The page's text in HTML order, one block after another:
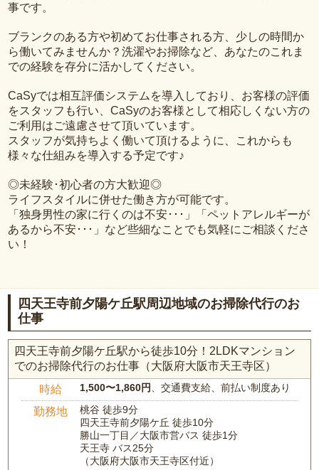
事です。
ブランクのある方や初めてお仕事される方、少しの時間か
ら働いてみませんか？洗濯やお掃除など、あなたのこれま
での経験を存分に活かしてください。
CaSyでは相互評価システムを導入しており、お客様の評価
をスタッフも行い、CaSyのお客様として相応しくない方の
ご利用はご遠慮させて頂いています。
スタッフが気持ちよく働いて頂けるように、これからも
様々な仕組みを導入する予定です♪
◎未経験･初心者の方大歓迎◎
ライフスタイルに併せた働き方が可能です。
「独身男性の家に行くのは不安･･･」「ペットアレルギーが
あるから不安･･･」など些細なことでも気軽にご相談くださ
い！
四天王寺前夕陽ケ丘駅周辺地域のお掃除代行のお
仕事
四天王寺前夕陽ケ丘駅から徒歩10分！2LDKマンション
でのお掃除代行のお仕事（大阪府大阪市天王寺区）
時給 1,500〜1,860円、交通費支給、前払い制度あり
勤務地
桃谷 徒歩9分
四天王寺前夕陽ケ丘 徒歩10分
勝山一丁目／大阪市営バス 徒歩1分
天王寺 バス25分
（大阪府大阪市天王寺区付近）